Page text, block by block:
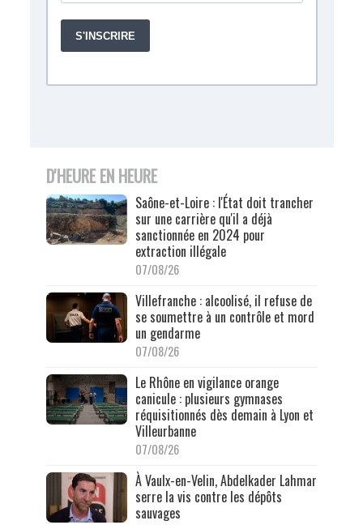
D'HEURE EN HEURE
Saône-et-Loire : l'État doit trancher
sur une carrière qu'il a déjà
sanctionnée en 2024 pour
extraction illégale
07/08/26
Villefranche : alcoolisé, il refuse de
se soumettre à un contrôle et mord
un gendarme
07/08/26
Le Rhône en vigilance orange
canicule : plusieurs gymnases
réquisitionnés dès demain à Lyon et
Villeurbanne
07/08/26
À Vaulx-en-Velin, Abdelkader Lahmar
serre la vis contre les dépôts
sauvages